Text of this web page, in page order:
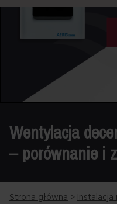
Wentylacja
– porównanie i
Strona główna >